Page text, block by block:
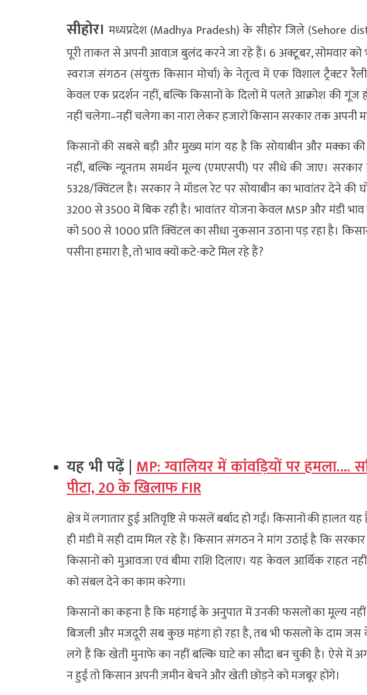
सीहोर। मध्यप्रदेश (Madhya Pradesh) के सीहोर जिले (Sehore
पूरी ताकत से अपनी आवाज़ बुलंद करने जा रहे हैं। 6 अक्टूबर, सोमवार
स्वराज संगठन (संयुक्त किसान मोर्चा) के नेतृत्व में एक विशाल ट्रैक्टर
केवल एक प्रदर्शन नहीं, बल्कि किसानों के दिलों में पलते आक्रोश की गूंज
नहीं चलेगा–नहीं चलेगा का नारा लेकर हजारों किसान सरकार तक अपनी
किसानों की सबसे बड़ी और मुख्य मांग यह है कि सोयाबीन और मक्का
नहीं, बल्कि न्यूनतम समर्थन मूल्य (एमएसपी) पर सीधे की जाए। सरकार
5328/क्विंटल है। सरकार ने मॉडल रेट पर सोयाबीन का भावांतर देने की
3200 से 3500 में बिक रही है। भावांतर योजना केवल MSP और मंडी
को 500 से 1000 प्रति क्विंटल का सीधा नुकसान उठाना पड़ रहा है।
पसीना हमारा है, तो भाव क्यों कटे-कटे मिल रहे हैं?
यह भी पढ़ें |MP: ग्वालियर में कांवड़ियों पर हमला….
पीटा, 20 के खिलाफ FIR
क्षेत्र में लगातार हुई अतिवृष्टि से फसलें बर्बाद हो गईं। किसानों की
ही मंडी में सही दाम मिल रहे हैं। किसान संगठन ने मांग उठाई है कि
किसानों को मुआवजा एवं बीमा राशि दिलाए। यह केवल आर्थिक राहत
को संबल देने का काम करेगा।
किसानों का कहना है कि महंगाई के अनुपात में उनकी फसलों का मूल्य
बिजली और मजदूरी सब कुछ महंगा हो रहा है, तब भी फसलों के दाम
लगे हैं कि खेती मुनाफे का नहीं बल्कि घाटे का सौदा बन चुकी है। ऐसे में
न हुई तो किसान अपनी ज़मीन बेचने और खेती छोड़ने को मजबूर होंगे।